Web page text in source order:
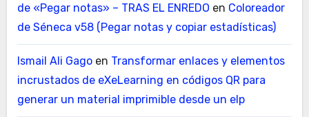
de «Pegar notas» – TRAS EL ENREDO en Coloreador
de Séneca v58 (Pegar notas y copiar estadísticas)
Ismail Ali Gagoen Transformar enlaces y elementos
incrustados de eXeLearning en códigos QR para
generar un material imprimible desde un elp